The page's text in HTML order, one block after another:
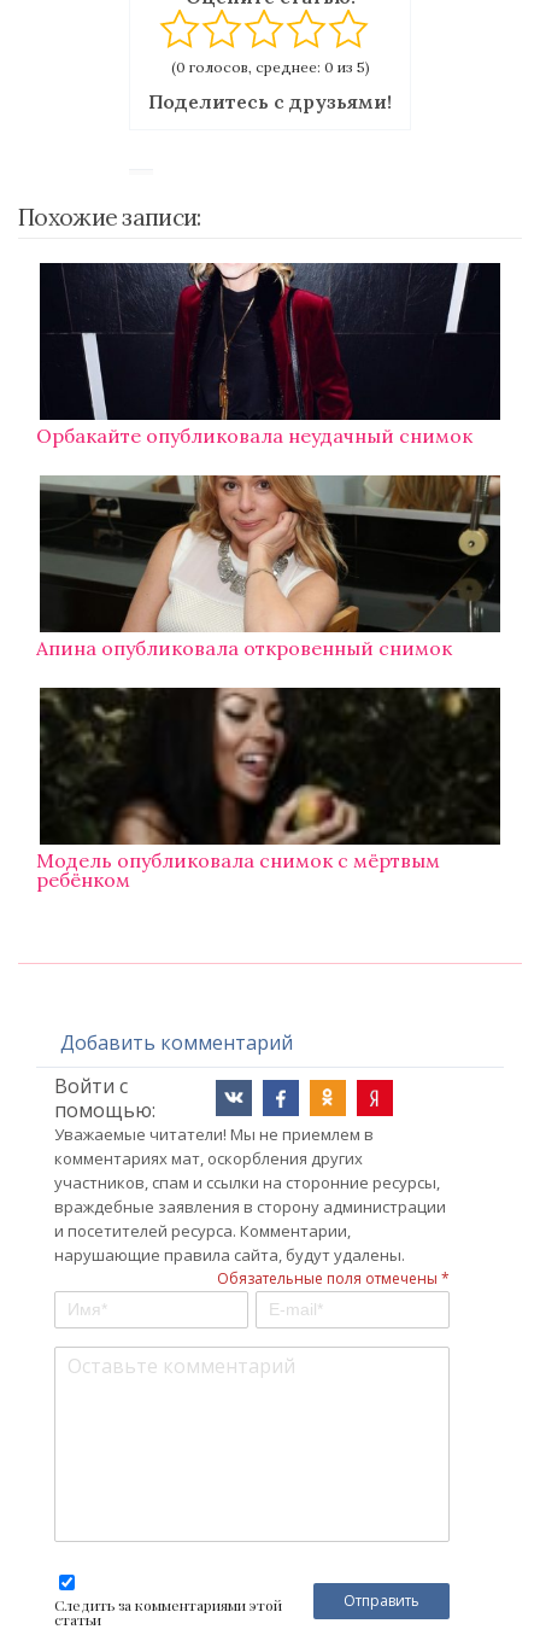
(0 голосов, среднее: 0 из 5)
Поделитесь с друзьями!
Похожие записи:
Орбакайте опубликовала неудачный снимок
Апина опубликовала откровенный снимок
Модель опубликовала снимок с мёртвым
ребёнком
Добавить комментарий
Войти с
помощью:
Уважаемые читатели! Мы не приемлем в
комментариях мат, оскорбления других
участников, спам и ссылки на сторонние ресурсы,
враждебные заявления в сторону администрации
и посетителей ресурса. Комментарии,
нарушающие правила сайта, будут удалены.
Обязательные поля отмечены *
Следить за комментариями этой
статьи